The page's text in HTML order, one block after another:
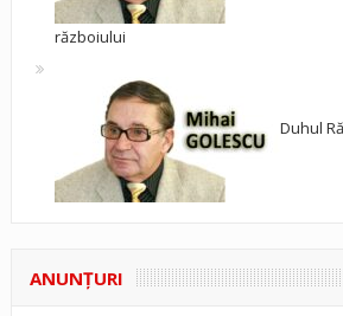
războiului
Duhul
ANUNŢURI